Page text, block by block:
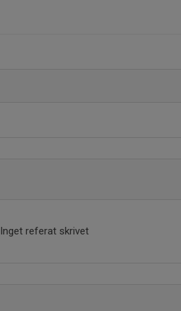
Inget referat skrivet